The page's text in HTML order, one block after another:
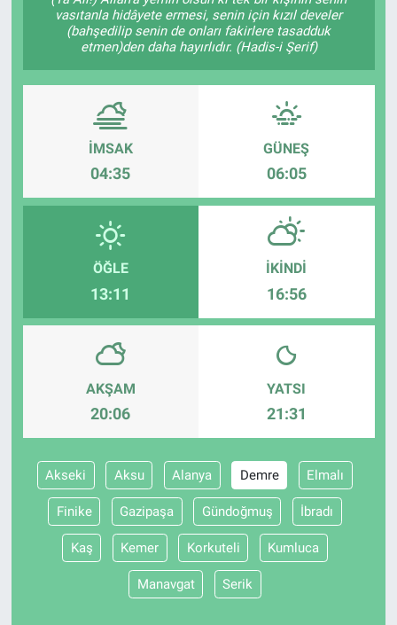
vasıtanla hidâyete ermesi, senin için kızıl develer
(bahşedilip senin de onları fakirlere tasadduk
etmen)den daha hayırlıdır. (Hadis-i Şerif)
İMSAK
04:35
GÜNEŞ
06:05
ÖĞLE
13:11
İKINDI
16:56
AKŞAM
20:06
YATSI
21:31
Akseki Aksu Alanya Demre Elmalı
Finike Gazipaşa Gündoğmuş İbradı
Kaş Kemer Korkuteli Kumluca
Manavgat Serik
EĞİTİM
POLİTİKA
SAĞLIK
TEKNOLOJİ